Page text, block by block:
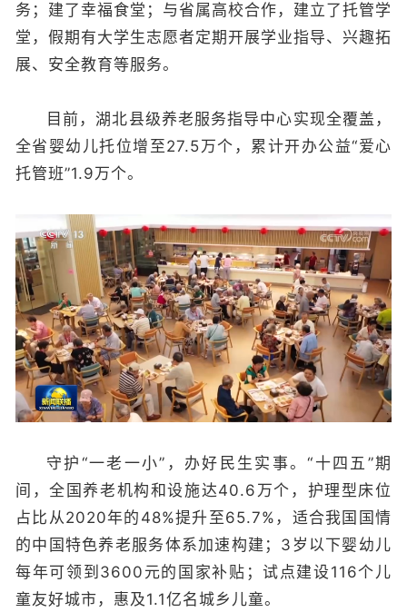
务；建了幸福食堂；与省属高校合作，建立了托管学
堂，假期有大学生志愿者定期开展学业指导、兴趣拓
展、安全教育等服务。
目前，湖北县级养老服务指导中心实现全覆盖，
全省婴幼儿托位增至27.5万个，累计开办公益“爱心
托管班”1.9万个。
守护“一老一小”，办好民生实事。“十四五”期
间，全国养老机构和设施达40.6万个，护理型床位
占比从2020年的48%提升至65.7%，适合我国国情
的中国特色养老服务体系加速构建；3岁以下婴幼儿
每年可领到3600元的国家补贴；试点建设116个儿
童友好城市，惠及1.1亿名城乡儿童。